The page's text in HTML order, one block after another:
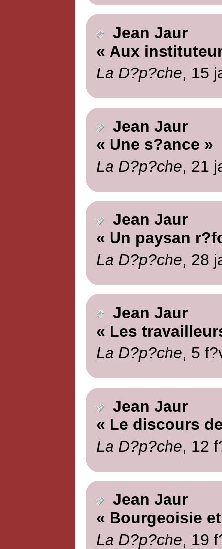
Jean Jaur
« Aux
La D?p?che, 15
Jean Jaur
« Une s?ance »
La D?p?che, 21
Jean Jaur
« Un paysan
La D?p?che, 28
Jean Jaur
« Les
La D?p?che, 5
Jean Jaur
« Le discours
La D?p?che, 12
Jean Jaur
« Bourgeoisie
La D?p?che, 19